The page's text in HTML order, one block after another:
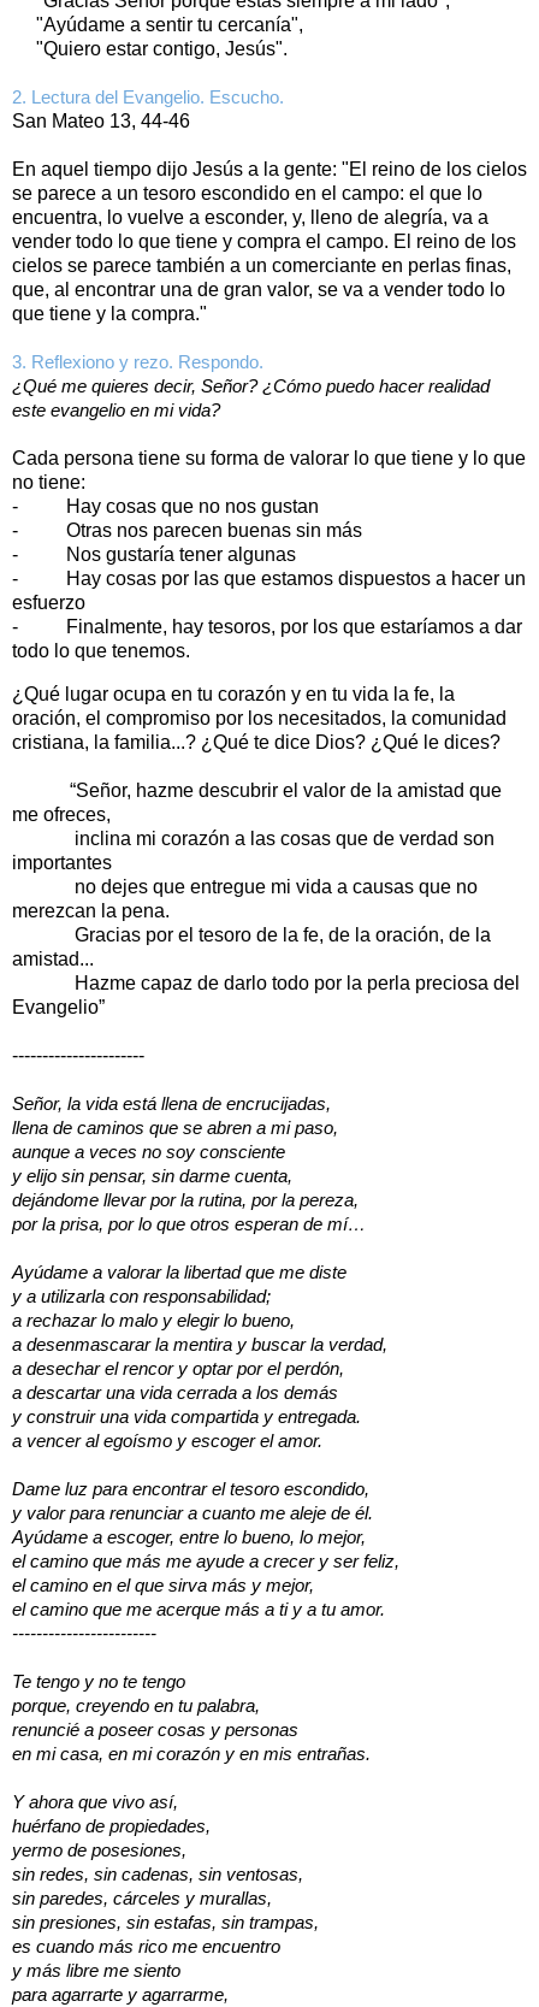
"Ayúdame a sentir tu cercanía",
"Quiero estar contigo, Jesús".
2. Lectura del Evangelio. Escucho.
San Mateo 13, 44-46
En aquel tiempo dijo Jesús a la gente: "El reino de los cielos
se parece a un tesoro escondido en el campo: el que lo
encuentra, lo vuelve a esconder, y, lleno de alegría, va a
vender todo lo que tiene y compra el campo. El reino de los
cielos se parece también a un comerciante en perlas finas,
que, al encontrar una de gran valor, se va a vender todo lo
que tiene y la compra."
3. Reflexiono y rezo. Respondo.
¿Qué me quieres decir, Señor? ¿Cómo puedo hacer realidad
este evangelio en mi vida?
Cada persona tiene su forma de valorar lo que tiene y lo que
no tiene:
- Hay cosas que no nos gustan
- Otras nos parecen buenas sin más
- Nos gustaría tener algunas
- Hay cosas por las que estamos dispuestos a hacer un
esfuerzo
- Finalmente, hay tesoros, por los que estaríamos a dar
todo lo que tenemos.
¿Qué lugar ocupa en tu corazón y en tu vida la fe, la
oración, el compromiso por los necesitados, la comunidad
cristiana, la familia...? ¿Qué te dice Dios? ¿Qué le dices?
“Señor, hazme descubrir el valor de la amistad que
me ofreces,
inclina mi corazón a las cosas que de verdad son
importantes
no dejes que entregue mi vida a causas que no
merezcan la pena.
Gracias por el tesoro de la fe, de la oración, de la
amistad...
Hazme capaz de darlo todo por la perla preciosa del
Evangelio”
----------------------
Señor, la vida está llena de encrucijadas,
llena de caminos que se abren a mi paso,
aunque a veces no soy consciente
y elijo sin pensar, sin darme cuenta,
dejándome llevar por la rutina, por la pereza,
por la prisa, por lo que otros esperan de mí…
Ayúdame a valorar la libertad que me diste
y a utilizarla con responsabilidad;
a rechazar lo malo y elegir lo bueno,
a desenmascarar la mentira y buscar la verdad,
a desechar el rencor y optar por el perdón,
a descartar una vida cerrada a los demás
y construir una vida compartida y entregada.
a vencer al egoísmo y escoger el amor.
Dame luz para encontrar el tesoro escondido,
y valor para renunciar a cuanto me aleje de él.
Ayúdame a escoger, entre lo bueno, lo mejor,
el camino que más me ayude a crecer y ser feliz,
el camino en el que sirva más y mejor,
el camino que me acerque más a ti y a tu amor.
------------------------
Te tengo y no te tengo
porque, creyendo en tu palabra,
renuncié a poseer cosas y personas
en mi casa, en mi corazón y en mis entrañas.
Y ahora que vivo así,
huérfano de propiedades,
yermo de posesiones,
sin redes, sin cadenas, sin ventosas,
sin paredes, cárceles y murallas,
sin presiones, sin estafas, sin trampas,
es cuando más rico me encuentro
y más libre me siento
para agarrarte y agarrarme,